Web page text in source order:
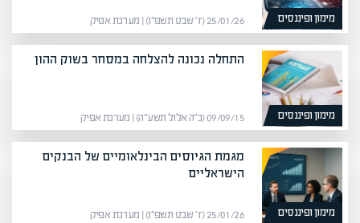
מימון ופיננסים 25/01/26 (ז׳ שבט תשפ״ו) | מערכת אפיק
מימון ופיננסים
התחלה נכונה להצלחה במסחר בשוק ההון
09/09/15 (כ״ה אלול תשע״ה) | מערכת אפיק
מימון ופיננסים
מגמת הגיוסים הבינלאומיים של הבנקים
הישראליים
25/01/26 (ז׳ שבט תשפ״ו) | מערכת אפיק